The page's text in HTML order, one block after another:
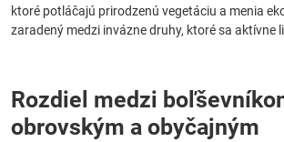
ktoré potláčajú prirodzenú vegetáciu a menia
zaradený medzi invázne druhy, ktoré sa aktívne
Rozdiel medzi
obrovským a obyčajným